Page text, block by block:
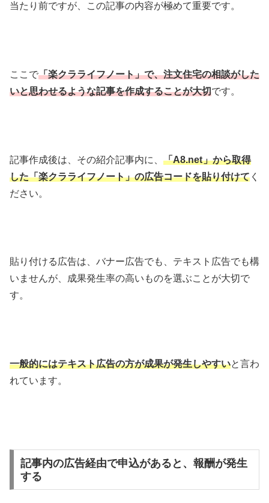
当たり前ですが、この記事の内容が極めて重要です。
ここで「楽クラライフノート」で、注文住宅の相談がした
いと思わせるような記事を作成することが大切です。
記事作成後は、その紹介記事内に、 「A8.net」から取得
した「楽クラライフノート」の広告コードを貼り付けて く
ださい。
貼り付ける広告は、バナー広告でも、テキスト広告でも構
いませんが、成果発生率の高いものを選ぶことが大切で
す。
一般的にはテキスト広告の方が成果が発生しやすいと言わ
れています。
記事内の広告経由で申込があると、報酬が発生
する